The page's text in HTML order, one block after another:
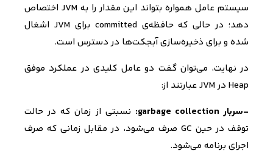
سیستم عامل همواره بتواند این مقدار را به JVM اختصاص
دهد؛ در حالی که حافظه‌ی committed برای JVM اشغال
شده و برای ذخیره‌سازی آبجکت‌ها در دسترس است.
در نهایت، می‌توان گفت دو عامل کلیدی در عملکرد موفق
Heap در JVMعبارتند از:
-سربار garbage collection
: نسبتی از زمان که در حالت
توقف در حین GC صرف می‌شود، در مقابل زمانی که صرف
اجرای برنامه می‌شود.